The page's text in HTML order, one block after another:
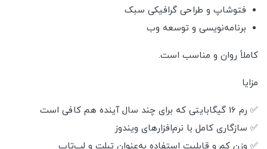
فتوشاپ و طراحی گرافیکی سبک
برنامه‌نویسی و توسعه وب
کاملاً روان و مناسب است.
مزایا
✅ رم 16 گیگابایتی که برای چند سال آینده هم کافی است
✅ سازگاری کامل با نرم‌افزارهای ویندوز